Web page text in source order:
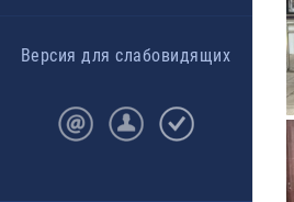
Версия для слабовидящих